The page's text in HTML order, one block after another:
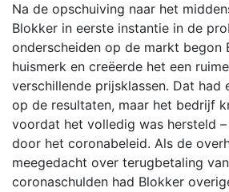
Na de opschuiving naar het
Blokker in eerste instantie in de
onderscheiden op de markt begon
huismerk en creëerde het een
verschillende prijsklassen. Dat
op de resultaten, maar het bedrijf
voordat het volledig was hersteld
door het coronabeleid. Als de
meegedacht over terugbetaling
coronaschulden had Blokker